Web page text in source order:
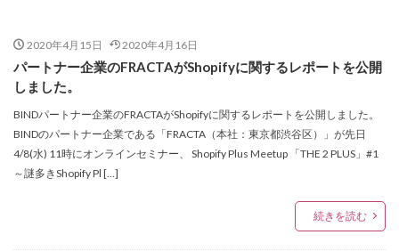
2020年4月15日 2020年4月16日
パートナー企業のFRACTAがShopifyに関するレポートを公開
しました。
BINDパートナー企業のFRACTAがShopifyに関するレポートを公開しました。
BINDのパートナー企業である「FRACTA（本社：東京都渋谷区）」が先日
4/8(水) 11時にオンラインセミナー、 Shopify Plus Meetup 「THE 2 PLUS」#1
～謎多きShopify Pl […]
続きを読む